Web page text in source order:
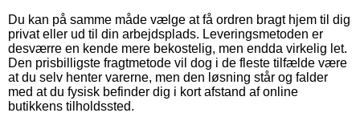
Du kan på samme måde vælge at få ordren bragt hjem til dig
privat eller ud til din arbejdsplads. Leveringsmetoden er
desværre en kende mere bekostelig, men endda virkelig let.
Den prisbilligste fragtmetode vil dog i de fleste tilfælde være
at du selv henter varerne, men den løsning står og falder
med at du fysisk befinder dig i kort afstand af online
butikkens tilholdssted.